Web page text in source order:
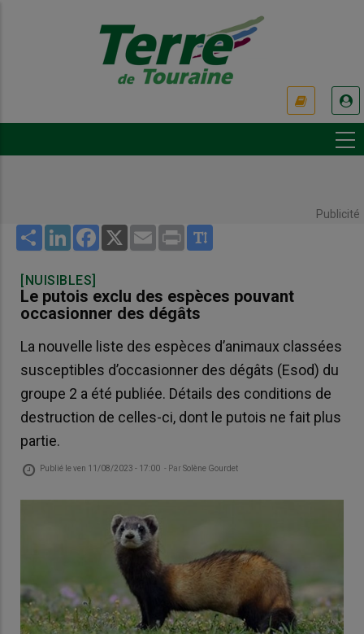
Publicité
Share LinkedInFacebook
X Email Print
[NUISIBLES]
Le putois exclu des espèces pouvant
occasionner des dégâts
La nouvelle liste des espèces d’animaux classées
susceptibles d’occasionner des dégâts (Esod) du
groupe 2 a été publiée. Détails des conditions de
destruction de celles-ci, dont le putois ne fait plus
partie.
Publié leven 11/08/2023 - 17:00 - ParSolène Gourdet